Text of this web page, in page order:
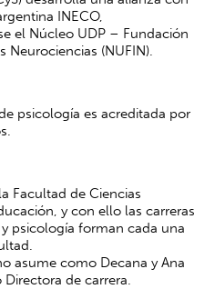
INECO,
el Núcleo UDP – Fundación
Neurociencias (NUFIN).
psicología es acreditada por
Facultad de Ciencias
y con ello las carreras
psicología forman cada una
asume como Decana y Ana
Directora de carrera.